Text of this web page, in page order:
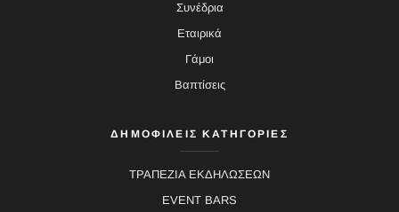
Συνέδρια
Εταιρικά
Γάμοι
Βαπτίσεις
ΔΗΜΟΦΙΛΕΙΣ ΚΑΤΗΓΟΡΙΕΣ
ΤΡΑΠΕΖΙΑ ΕΚΔΗΛΩΣΕΩΝ
EVENT BARS